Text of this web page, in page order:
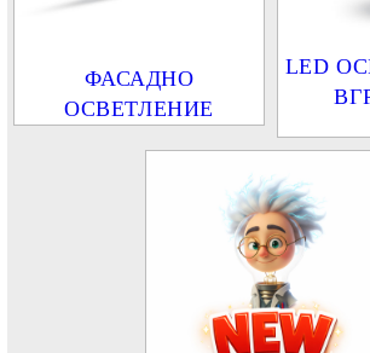
ФАСАДНО
ОСВЕТЛЕНИЕ
LED